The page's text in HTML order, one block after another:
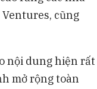
cũng
nội dung hiện rất
mở rộng toàn